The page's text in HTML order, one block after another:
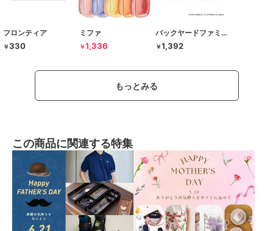
フロンティア
￥330
ミファ
￥1,336
バックヤードファミリー
￥1,392
もっとみる
この商品に関連する特集